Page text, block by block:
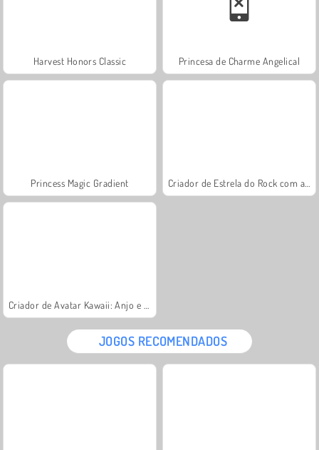
Harvest Honors Classic Princesa de Charme Angelical
Princess Magic Gradient
JOGOS RECOMENDADOS